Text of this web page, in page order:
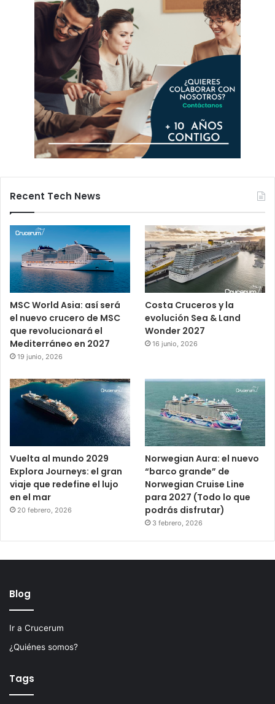
Recent Tech News
MSC World Asia: así será
el nuevo crucero de MSC
que revolucionará el
Mediterráneo en 2027
19 junio, 2026
Costa Cruceros y la
evolución Sea & Land
Wonder 2027
16 junio, 2026
Vuelta al mundo 2029
Explora Journeys: el gran
viaje que redefine el lujo
en el mar
20 febrero, 2026
Norwegian Aura: el nuevo
“barco grande” de
Norwegian Cruise Line
para 2027 (Todo lo que
podrás disfrutar)
3 febrero, 2026
Blog
Ir a Crucerum
¿Quiénes somos?
Tags